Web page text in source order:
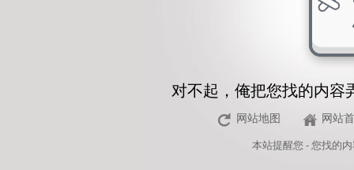
对不起，俺把您找的内容
网站地图 网站
本站提醒您 - 您找的